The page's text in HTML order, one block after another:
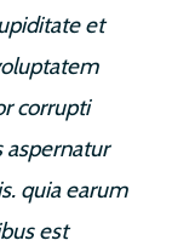
et
corrupti
aspernatur
quia earum
est